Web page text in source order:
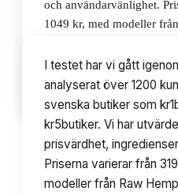
och användarvänlighet.
1049 kr, med modeller
Innehållsförteckning
I testet har vi gått
analyserat över 1200
svenska butiker som
kr5butiker. Vi har
prisvärdhet,
Priserna varierar från
modeller från Raw